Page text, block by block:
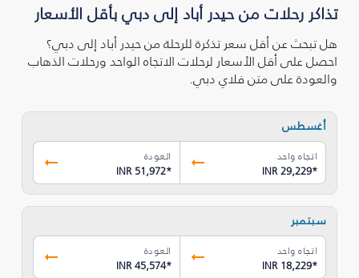
تذاكر رحلات من حيدر أباد إلى دبي بأقل الأسعار
هل تبحث عن أقل سعر تذكرة للرحلة من حيدر أباد إلى دبي؟
احصل على أقل الأسعار لرحلات الاتجاه الواحد ورحلات الذهاب
والعودة على متن فلاي دبي.
أغسطس
اتجاه واحد
INR 29,229*
العودة
INR 51,972*
سبتمبر
اتجاه واحد
INR 18,229*
العودة
INR 45,574*